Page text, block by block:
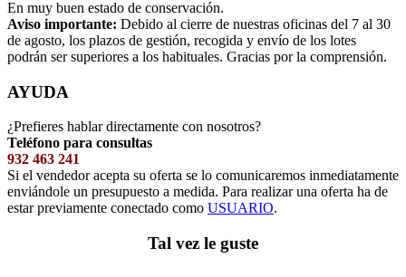
En muy buen estado de conservación.
Aviso importante: Debido al cierre de nuestras oficinas del 7 al 30
de agosto, los plazos de gestión, recogida y envío de los lotes
podrán ser superiores a los habituales. Gracias por la comprensión.
AYUDA
¿Prefieres hablar directamente con nosotros?
Teléfono para consultas
932 463 241
Si el vendedor acepta su oferta se lo comunicaremos inmediatamente
enviándole un presupuesto a medida. Para realizar una oferta ha de
estar previamente conectado como USUARIO.
Tal vez le guste